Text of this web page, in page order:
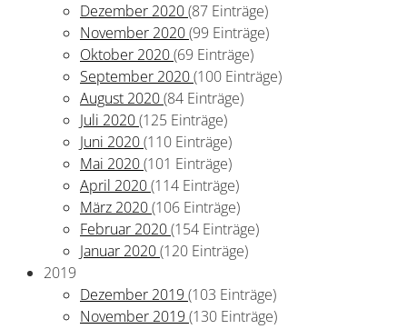
Dezember 2020(87 Einträge)
November 2020(99 Einträge)
Oktober 2020(69 Einträge)
September 2020(100 Einträge)
August 2020(84 Einträge)
Juli 2020(125 Einträge)
Juni 2020(110 Einträge)
Mai 2020(101 Einträge)
April 2020(114 Einträge)
März 2020(106 Einträge)
Februar 2020(154 Einträge)
Januar 2020(120 Einträge)
2019
Dezember 2019 (103 Einträge)
November 2019 (130 Einträge)